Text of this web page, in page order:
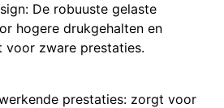
De robuuste gelaste
hogere drukgehalten en
zware prestaties.
prestaties: zorgt voor